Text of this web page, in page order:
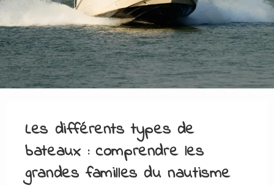
Les différents types de
bateaux : comprendre les
grandes familles du nautisme